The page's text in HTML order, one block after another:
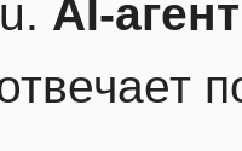
AI-агент